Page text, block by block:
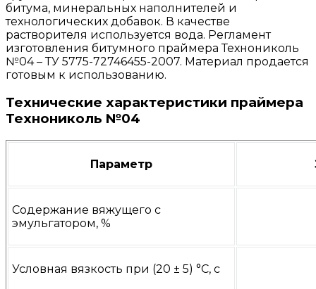
битума, минеральных наполнителей и
технологических добавок. В качестве
растворителя используется вода. Регламент
изготовления битумного праймера Технониколь
№04 – ТУ 5775-72746455-2007. Материал продается
готовым к использованию.
Технические характеристики праймера
Технониколь №04
Параметр
Содержание вяжущего с
эмульгатором, %
Условная вязкость при (20 ± 5) °С, с